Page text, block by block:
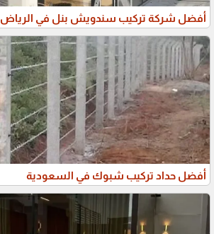
أفضل شركة تركيب سندويش بنل في الرياض
أفضل حداد تركيب شبوك في السعودية